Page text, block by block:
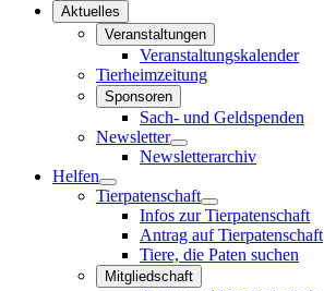
Aktuelles
Veranstaltungen
Veranstaltungskalender
Tierheimzeitung
Sponsoren
Sach- und Geldspenden
Newsletter
Newsletterarchiv
Helfen
Tierpatenschaft
Infos zur Tierpatenschaft
Antrag auf Tierpatenschaft
Tiere, die Paten suchen
Mitgliedschaft